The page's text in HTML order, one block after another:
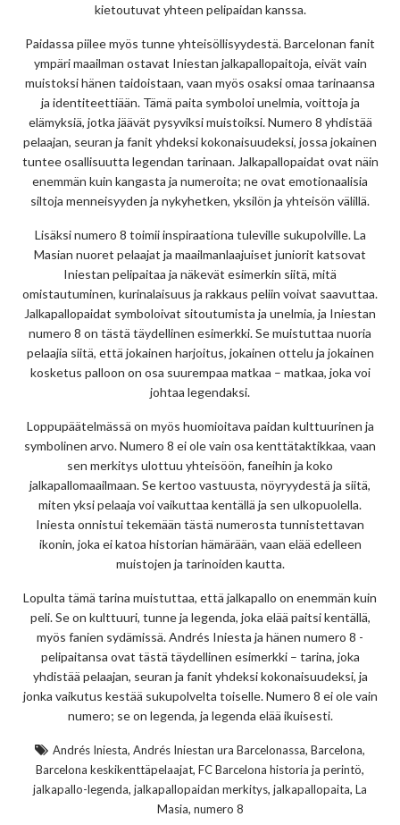
kietoutuvat yhteen pelipaidan kanssa.
Paidassa piilee myös tunne yhteisöllisyydestä. Barcelonan fanit
ympäri maailman ostavat Iniestan jalkapallopaitoja, eivät vain
muistoksi hänen taidoistaan, vaan myös osaksi omaa tarinaansa
ja identiteettiään. Tämä paita symboloi unelmia, voittoja ja
elämyksiä, jotka jäävät pysyviksi muistoiksi. Numero 8 yhdistää
pelaajan, seuran ja fanit yhdeksi kokonaisuudeksi, jossa jokainen
tuntee osallisuutta legendan tarinaan. Jalkapallopaidat ovat näin
enemmän kuin kangasta ja numeroita; ne ovat emotionaalisia
siltoja menneisyyden ja nykyhetken, yksilön ja yhteisön välillä.
Lisäksi numero 8 toimii inspiraationa tuleville sukupolville. La
Masian nuoret pelaajat ja maailmanlaajuiset juniorit katsovat
Iniestan pelipaitaa ja näkevät esimerkin siitä, mitä
omistautuminen, kurinalaisuus ja rakkaus peliin voivat saavuttaa.
Jalkapallopaidat symboloivat sitoutumista ja unelmia, ja Iniestan
numero 8 on tästä täydellinen esimerkki. Se muistuttaa nuoria
pelaajia siitä, että jokainen harjoitus, jokainen ottelu ja jokainen
kosketus palloon on osa suurempaa matkaa – matkaa, joka voi
johtaa legendaksi.
Loppupäätelmässä on myös huomioitava paidan kulttuurinen ja
symbolinen arvo. Numero 8 ei ole vain osa kenttätaktikkaa, vaan
sen merkitys ulottuu yhteisöön, faneihin ja koko
jalkapallomaailmaan. Se kertoo vastuusta, nöyryydestä ja siitä,
miten yksi pelaaja voi vaikuttaa kentällä ja sen ulkopuolella.
Iniesta onnistui tekemään tästä numerosta tunnistettavan
ikonin, joka ei katoa historian hämärään, vaan elää edelleen
muistojen ja tarinoiden kautta.
Lopulta tämä tarina muistuttaa, että jalkapallo on enemmän kuin
peli. Se on kulttuuri, tunne ja legenda, joka elää paitsi kentällä,
myös fanien sydämissä. Andrés Iniesta ja hänen numero 8 -
pelipaitansa ovat tästä täydellinen esimerkki – tarina, joka
yhdistää pelaajan, seuran ja fanit yhdeksi kokonaisuudeksi, ja
jonka vaikutus kestää sukupolvelta toiselle. Numero 8 ei ole vain
numero; se on legenda, ja legenda elää ikuisesti.
Andrés Iniesta, Andrés Iniestan ura Barcelonassa, Barcelona,
Barcelona keskikenttäpelaajat, FC Barcelona historia ja perintö,
jalkapallo-legenda, jalkapallopaidan merkitys, jalkapallopaita, La
Masia, numero 8